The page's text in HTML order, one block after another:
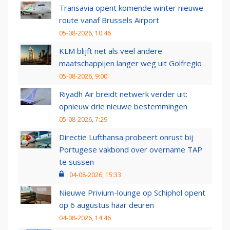
Transavia opent komende winter nieuwe
route vanaf Brussels Airport
05-08-2026, 10:46
KLM blijft net als veel andere
maatschappijen langer weg uit Golfregio
05-08-2026, 9:00
Riyadh Air breidt netwerk verder uit:
opnieuw drie nieuwe bestemmingen
05-08-2026, 7:29
Directie Lufthansa probeert onrust bij
Portugese vakbond over overname TAP
te sussen
04-08-2026, 15:33
Nieuwe Privium-lounge op Schiphol opent
op 6 augustus haar deuren
04-08-2026, 14:46